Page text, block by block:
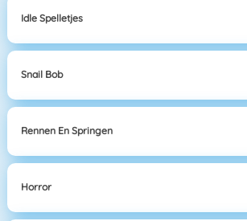
Idle Spelletjes
Snail Bob
Rennen En Springen
Horror